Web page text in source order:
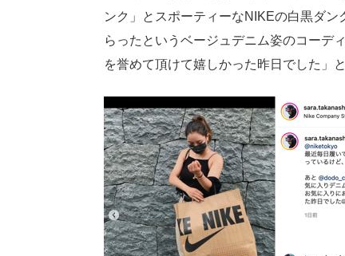
ンク」とスポーティーなNIKEの白黒ダ
らったというベージュデニム姿のコーデ
を誉めて頂けて嬉しかった昨日でした」